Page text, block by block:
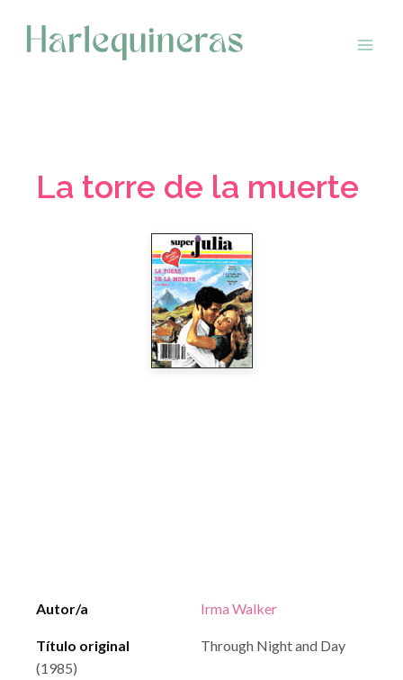
contenido
La torre de la muerte
Autor/a Irma Walker
Título original
Through Night and Day
(1985)